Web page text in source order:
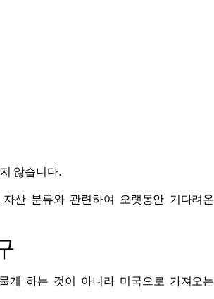
않습니다.
산 분류와 관련하여 오랫동안 기다려온
게 하는 것이 아니라 미국으로 가져오는